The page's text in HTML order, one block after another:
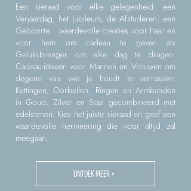
Een sieraad voor elke gelegenheid: een
Verjaardag, het Jubileum, de Afstuderen, een
Geboorte... waardevolle creaties voor haar en
voor hem om cadeau te geven als
Geluksbrenger om elke dag te dragen.
Cadeau-ideeën voor Mannen en Vrouwen om
degene van wie je houdt te verrassen:
Kettingen, Oorbellen, Ringen en Armbanden
in Goud, Zilver en Staal gecombineerd met
edelstenen. Kies het juiste sieraad en geef een
waardevolle herinnering die voor altijd zal
meegaan.
ONTDEK MEER >